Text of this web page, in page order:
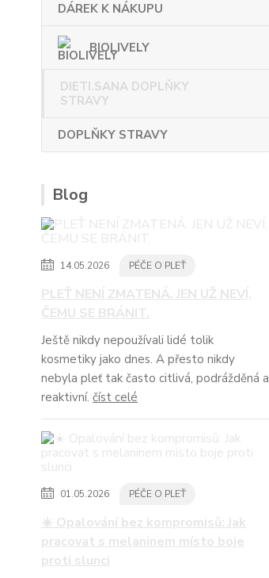
DÁREK K NÁKUPU
BIOLIVELY
DIETI.SANA DOPLŇKY
STRAVY
DOPLŇKY STRAVY
Blog
14.05.2026 PÉČE O PLEŤ
PLEŤ NENÍ ZMATENÁ. JEN UŽ NEVÍ,
ČEMU SE BRÁNIT.
Ještě nikdy nepoužívali lidé tolik
kosmetiky jako dnes. A přesto nikdy
nebyla pleť tak často citlivá, podrážděná a
reaktivní. číst celé
01.05.2026 PÉČE O PLEŤ
☀️ Opalování bez kompromisů: Jak
pracovat s melaninem místo boje
proti slunci